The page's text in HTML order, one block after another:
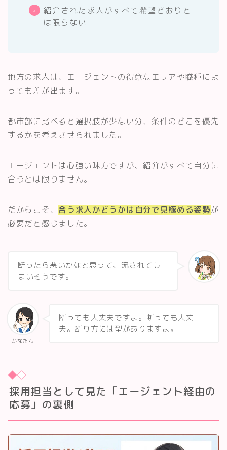
紹介された求人がすべて希望どおりと
は限らない
地方の求人は、エージェントの得意なエリアや職種によ
っても差が出ます。
都市部に比べると選択肢が少ない分、条件のどこを優先
するかを考えさせられました。
エージェントは心強い味方ですが、紹介がすべて自分に
合うとは限りません。
だからこそ、 合う求人かどうかは自分で見極める姿勢が
必要だと感じました。
断ったら悪いかなと思って、流されてし
まいそうです。
かなたん
断っても大丈夫ですよ。断っても大丈
夫。断り方には型がありますよ。
採用担当として見た「エージェント経由の
応募」の裏側